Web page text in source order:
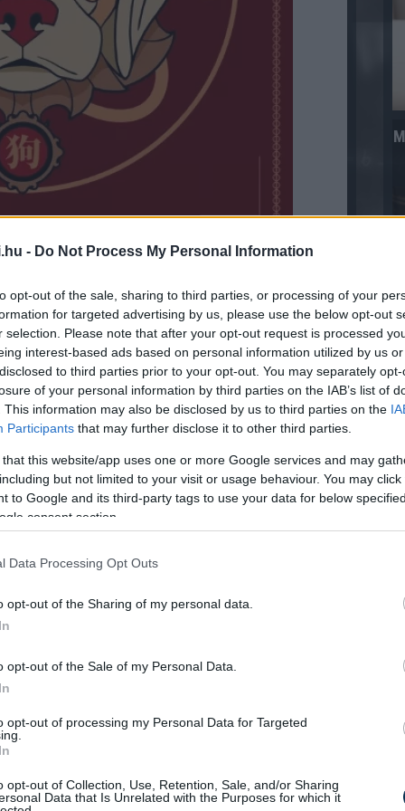
- Do Not Process My Personal Information
opt-out of the sale, sharing to third parties, or processing of your
for targeted advertising by us, please use the below opt-out
selection. Please note that after your opt-out request is processed
interest-based ads based on personal information utilized by us
to third parties prior to your opt-out. You may separately
of your personal information by third parties on the IAB’s list of
This information may also be disclosed by us to third parties on the
Participants that may further disclose it to other third parties.
that this website/app uses one or more Google services and may
but not limited to your visit or usage behaviour. You may
to Google and its third-party tags to use your data for below
consent section.
Data Processing Opt Outs
opt-out of the Sharing of my personal data.
opt-out of the Sale of my Personal Data.
opt-out of processing my Personal Data for Targeted
opt-out of Collection, Use, Retention, Sale, and/or Sharing
Data that Is Unrelated with the Purposes for which it
Fontos számukra a jó cselekedetek és az
és elkötelezettek a munkájuk
érdekében, hogy elérjék a céljaikat.
gondolkodni és analitikusan
lehetnek.
2024-ben is önzetlen és
a szeretteikkel.
és figyelmesek mások iránt.
konzervatív és hajlamos a
és hajlandók erőfeszítéseket
a stabilitást az életükben.
számíthatnak rájuk a nehéz időkben
igazságosság előmozdításában.
és a közösségük számára értékes
aki a Kutya jegyében
szerint?